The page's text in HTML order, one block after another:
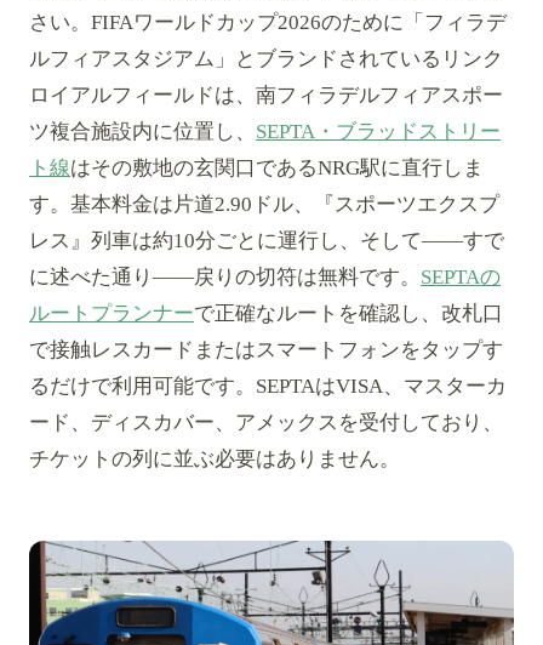
さい。FIFAワールドカップ2026のために「フィラデ
ルフィアスタジアム」とブランドされているリンク
ロイアルフィールドは、南フィラデルフィアスポー
ツ複合施設内に位置し、 SEPTA・ブラッドストリー
ト線はその敷地の玄関口であるNRG駅に直行しま
す。基本料金は片道2.90ドル、『スポーツエクスプ
レス』列車は約10分ごとに運行し、そして——すで
に述べた通り——戻りの切符は無料です。 SEPTAの
ルートプランナーで正確なルートを確認し、改札口
で接触レスカードまたはスマートフォンをタップす
るだけで利用可能です。SEPTAはVISA、マスターカ
ード、ディスカバー、アメックスを受付しており、
チケットの列に並ぶ必要はありません。